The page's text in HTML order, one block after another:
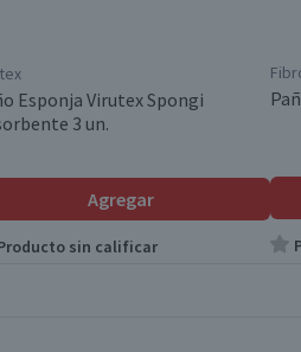
Esponja Virutex Spongi
3 un.
Agregar
sin calificar